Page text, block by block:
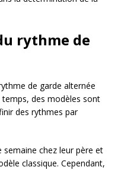
rythme de
de garde alternée
des modèles sont
des rythmes par
semaine chez leur père et
classique. Cependant,